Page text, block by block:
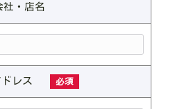
社・店名
ドレス 必須